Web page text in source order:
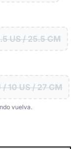
US / 25.5 CM
/ 10 US / 27 CM
vuelva.